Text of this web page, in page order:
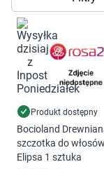
Higiena
Kosmetyki
Mężczyzna
Zdrowy styl życia
Produkt dostępny
Bocioland
szczotka do
Elipsa 1 sztuka